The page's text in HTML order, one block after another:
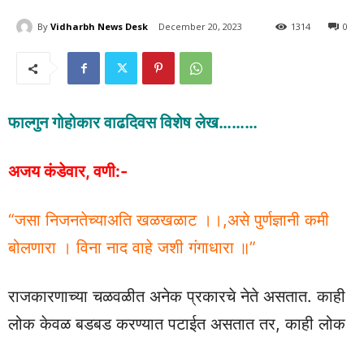
By Vidharbh News Desk December 20, 2023 0
1314
फाल्गुन गोहोकार वाढदिवस विशेष लेख………
अजय कंडेवार, वणी:-
“जसा निजनतेच्याअति खळखळाट ।।,असे पुर्णज्ञानी कमी
बोलणारा । विना नाद वाहे जशी गंगाधारा ॥”
राजकारणाच्या चळवळीत अनेक प्रकारचे नेते असतात. काही
लोक केवळ बडबड करण्यात पटाईत असतात तर, काही लोक